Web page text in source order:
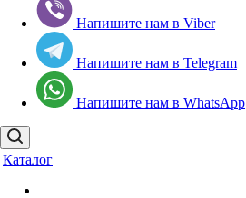
Напишите нам в Viber
Напишите нам в Telegram
Напишите нам в WhatsApp
Каталог